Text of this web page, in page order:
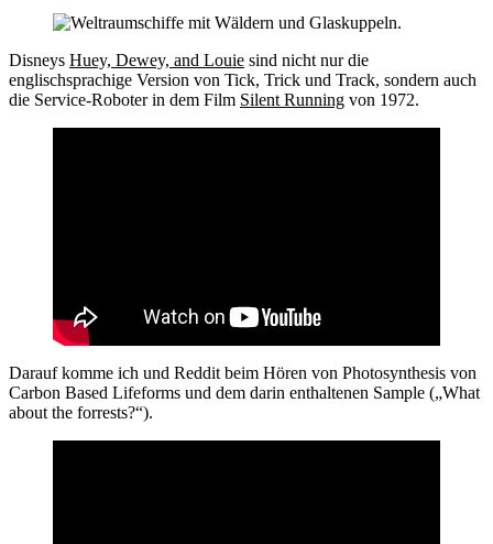
Disneys Huey, Dewey, and Louie sind nicht nur die
englischsprachige Version von Tick, Trick und Track, sondern auch
die Service-Roboter in dem Film Silent Running von 1972.
Darauf komme ich und Reddit beim Hören von Photosynthesis von
Carbon Based Lifeforms und dem darin enthaltenen Sample („What
about the forrests?“).